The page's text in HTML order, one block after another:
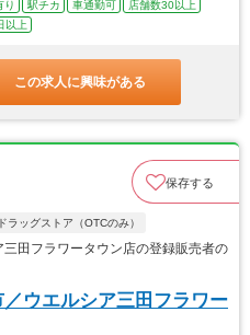
り 駅チカ 車通勤可
店舗数30以上
以上
この求人に興味がある
保存する
ドラッグストア（OTCのみ）
田フラワータウン店の登録販売者の
ウエルシア三田フラワー